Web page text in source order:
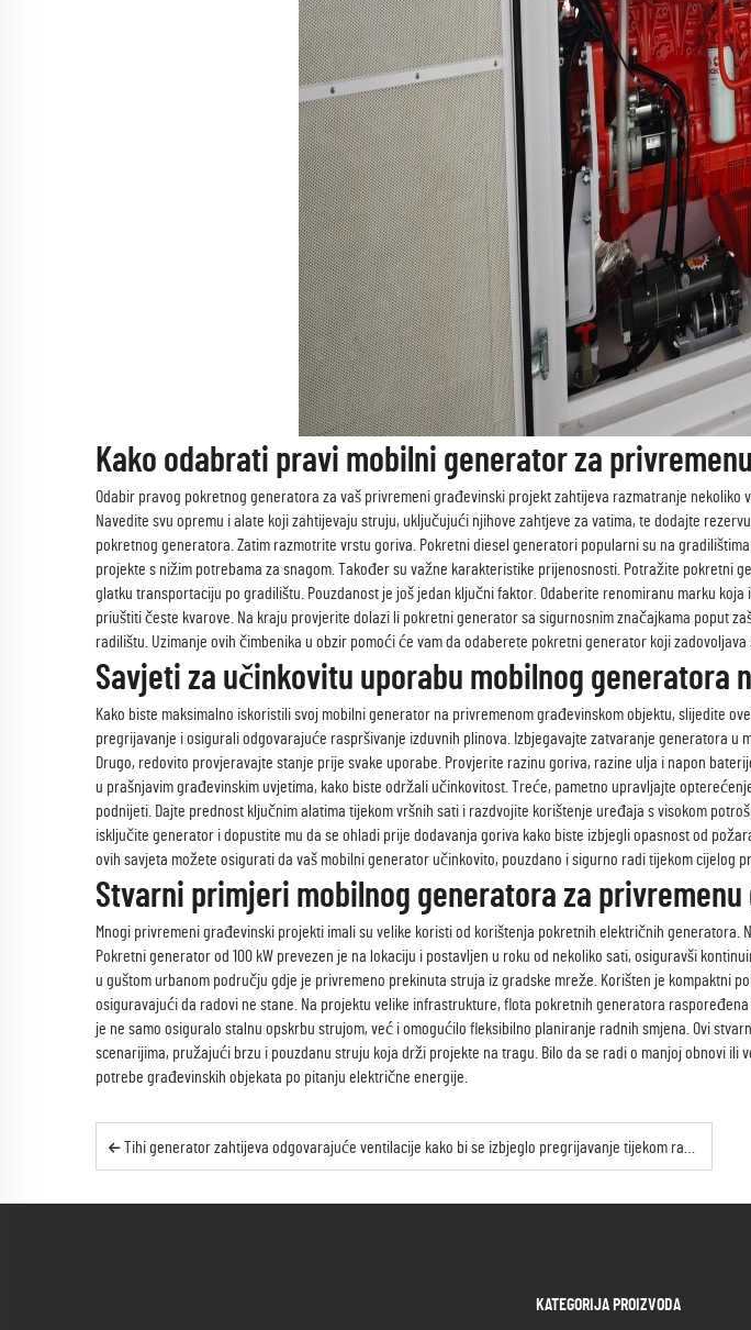
Kako odabrati pravi mobilni generator za
Odabir pravog pokretnog generatora za vaš privremeni građevinski projekt zahtijeva razmatranje
Navedite svu opremu i alate koji zahtijevaju struju, uključujući njihove zahtjeve za vatima, te dodajte
pokretnog generatora. Zatim razmotrite vrstu goriva. Pokretni diesel generatori popularni su na
projekte s nižim potrebama za snagom. Također su važne karakteristike prijenosnosti. Potražite pokretni
glatku transportaciju po gradilištu. Pouzdanost je još jedan ključni faktor. Odaberite renomiranu marku
priuštiti česte kvarove. Na kraju provjerite dolazi li pokretni generator sa sigurnosnim značajkama poput
radilištu. Uzimanje ovih čimbenika u obzir pomoći će vam da odaberete pokretni generator koji
Savjeti za učinkovitu uporabu mobilnog generatora
Kako biste maksimalno iskoristili svoj mobilni generator na privremenom građevinskom objektu, slijedite
pregrijavanje i osigurali odgovarajuće raspršivanje izduvnih plinova. Izbjegavajte zatvaranje generatora
Drugo, redovito provjeravajte stanje prije svake uporabe. Provjerite razinu goriva, razine ulja i napon
u prašnjavim građevinskim uvjetima, kako biste održali učinkovitost. Treće, pametno upravljajte
podnijeti. Dajte prednost ključnim alatima tijekom vršnih sati i razdvojite korištenje uređaja s visokom
isključite generator i dopustite mu da se ohladi prije dodavanja goriva kako biste izbjegli opasnost od
ovih savjeta možete osigurati da vaš mobilni generator učinkovito, pouzdano i sigurno radi tijekom cijelog
Stvarni primjeri mobilnog generatora za privremenu
Mnogi privremeni građevinski projekti imali su velike koristi od korištenja pokretnih električnih
Pokretni generator od 100 kW prevezen je na lokaciju i postavljen u roku od nekoliko sati, osiguravši
u guštom urbanom području gdje je privremeno prekinuta struja iz gradske mreže. Korišten je kompaktni
osiguravajući da radovi ne stane. Na projektu velike infrastrukture, flota pokretnih generatora
je ne samo osiguralo stalnu opskrbu strujom, već i omogućilo fleksibilno planiranje radnih smjena. Ovi
scenarijima, pružajući brzu i pouzdanu struju koja drži projekte na tragu. Bilo da se radi o manjoj obnovi
potrebe građevinskih objekata po pitanju električne energije.
Tihi generator zahtijeva odgovarajuće ventilacije kako bi se izbjeglo pregrijavanje tijekom rada.
KATEGORIJA PROIZVODA